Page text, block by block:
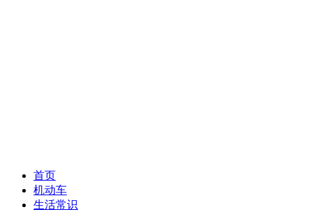
首页
机动车
生活常识